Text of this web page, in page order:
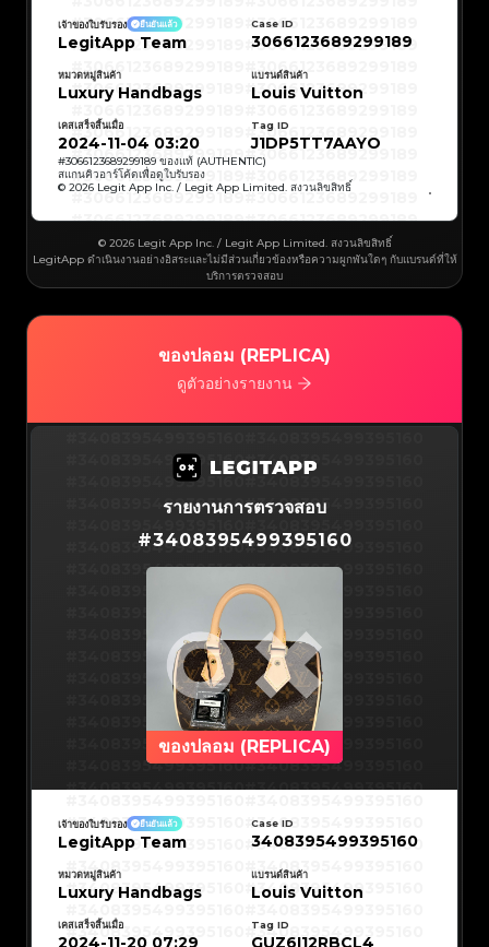
#3066123689299189
#3066123689299189
#3066123689299189
#3066123689299189
#3066123689299189
#3066123689299189
#3066123689299189
#3066123689299189
#3066123689299189
#3066123689299189
#3066123689299189
#3066123689299189
#3066123689299189#3066123689299189
#3066123689299189 #3066123689299189
#3066123689299189#3066123689299189
#3066123689299189#3066123689299189
#3066123689299189#3066123689299189
#3066123689299189#3066123689299189
#3066123689299189#3066123689299189
#3066123689299189#3066123689299189
#3066123689299189#3066123689299189
#3066123689299189#3066123689299189
#3066123689299189#3066123689299189
#3066123689299189#3066123689299189
#3066123689299189#3066123689299189
#3066123689299189
#3066123689299189
#3066123689299189#3066123689299189
#3066123689299189
#3066123689299189
#3066123689299189#3066123689299189
#3066123689299189#3066123689299189
#3066123689299189#3066123689299189
#3066123689299189#3066123689299189
#3066123689299189#3066123689299189
#3066123689299189#3066123689299189
#3066123689299189#3066123689299189
#3066123689299189
#3066123689299189
#3066123689299189
#3066123689299189
#3066123689299189
#3066123689299189
#3066123689299189
#3066123689299189
#3066123689299189
#3066123689299189
#3066123689299189
#3066123689299189
#3066123689299189
#3066123689299189
#3066123689299189
#3066123689299189
#3066123689299189
#3066123689299189
#3066123689299189
#3066123689299189#3066123689299189
#3066123689299189
#3066123689299189
#3066123689299189#3066123689299189
#3066123689299189#3066123689299189
#3066123689299189#3066123689299189
#3066123689299189#3066123689299189
#3066123689299189#3066123689299189
#3066123689299189#3066123689299189
#3066123689299189
#3066123689299189
#3066123689299189#3066123689299189
#3066123689299189#3066123689299189
#3066123689299189#3066123689299189
#3066123689299189#3066123689299189
#3066123689299189#3066123689299189
#3066123689299189#3066123689299189
#3066123689299189#3066123689299189
#3066123689299189
#3066123689299189
#3066123689299189
#3066123689299189
#3066123689299189#3066123689299189
#3066123689299189#3066123689299189
#3066123689299189#3066123689299189
#3066123689299189#3066123689299189
#3066123689299189#3066123689299189
#3066123689299189#3066123689299189
#3066123689299189#3066123689299189
#3066123689299189
#3066123689299189
#3066123689299189
#3066123689299189
#3066123689299189
#3066123689299189
#3066123689299189
#3066123689299189
#3066123689299189
#3066123689299189
#3066123689299189
#3066123689299189
เจ้าของใบรับรอง ยืนยันแล้ว
LegitApp Team
Case ID
3066123689299189
หมวดหมู่สินค้า
Luxury Handbags
แบรนด์สินค้า
Louis Vuitton
เคสเสร็จสิ้นเมื่อ
2024-11-04 03:20
Tag ID
J1DP5TT7AAYO
#3066123689299189 ของแท้ (AUTHENTIC)
สแกนคิวอาร์โค้ดเพื่อดูใบรับรอง
© 2026 Legit App Inc. / Legit App Limited. สงวนลิขสิทธิ์
© 2026 Legit App Inc. / Legit App Limited. สงวนลิขสิทธิ์
LegitApp ดำเนินงานอย่างอิสระและไม่มีส่วนเกี่ยวข้องหรือความผูกพันใดๆ กับแบรนด์ที่ให้
บริการตรวจสอบ
ของปลอม (REPLICA)
ดูตัวอย่างรายงาน
#3408395499395160#3408395499395160
#3408395499395160#3408395499395160
#3408395499395160#3408395499395160
#3408395499395160#3408395499395160
#3408395499395160#3408395499395160
#3408395499395160#3408395499395160
#3408395499395160
#3408395499395160
#3408395499395160
#3408395499395160
#3408395499395160#3408395499395160
#3408395499395160#3408395499395160
#3408395499395160#3408395499395160
#3408395499395160#3408395499395160
#3408395499395160#3408395499395160
#3408395499395160#3408395499395160
#3408395499395160#3408395499395160
#3408395499395160
#3408395499395160
#3408395499395160
#3408395499395160
#3408395499395160
#3408395499395160
#3408395499395160
#3408395499395160
#3408395499395160
#3408395499395160
#3408395499395160
#3408395499395160
รายงานการตรวจสอบ
#3408395499395160
ของปลอม (REPLICA)
#3408395499395160
#3408395499395160
#3408395499395160
#3408395499395160
#3408395499395160
#3408395499395160
#3408395499395160
#3408395499395160
#3408395499395160
#3408395499395160
เจ้าของใบรับรอง ยืนยันแล้ว
LegitApp Team
Case ID
3408395499395160
หมวดหมู่สินค้า
Luxury Handbags
แบรนด์สินค้า
Louis Vuitton
เคสเสร็จสิ้นเมื่อ
2024-11-20 07:29
Tag ID
GUZ6I12RBCL4